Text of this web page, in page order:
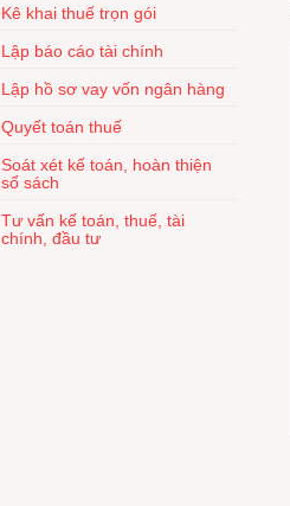
Kê khai thuế trọn gói
Lập báo cáo tài chính
Lập hồ sơ vay vốn ngân hàng
Quyết toán thuế
Soát xét kế toán, hoàn thiện
sổ sách
Tư vấn kế toán, thuế, tài
chính, đầu tư